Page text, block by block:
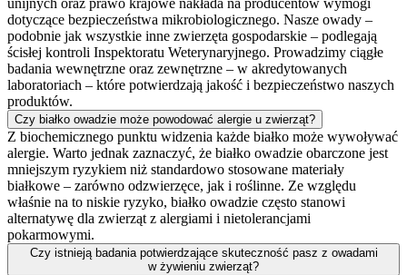
unijnych oraz prawo krajowe nakłada na producentów wymogi
dotyczące bezpieczeństwa mikrobiologicznego. Nasze owady –
podobnie jak wszystkie inne zwierzęta gospodarskie – podlegają
ścisłej kontroli Inspektoratu Weterynaryjnego. Prowadzimy ciągłe
badania wewnętrzne oraz zewnętrzne – w akredytowanych
laboratoriach – które potwierdzają jakość i bezpieczeństwo naszych
produktów.
Czy białko owadzie może powodować alergie u zwierząt?
Z biochemicznego punktu widzenia każde białko może wywoływać
alergie. Warto jednak zaznaczyć, że białko owadzie obarczone jest
mniejszym ryzykiem niż standardowo stosowane materiały
białkowe – zarówno odzwierzęce, jak i roślinne. Ze względu
właśnie na to niskie ryzyko, białko owadzie często stanowi
alternatywę dla zwierząt z alergiami i nietolerancjami
pokarmowymi.
Czy istnieją badania potwierdzające skuteczność pasz z owadami
w żywieniu zwierząt?